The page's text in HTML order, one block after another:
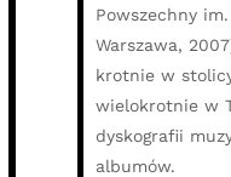
Powszechny
Warszawa,
krotnie w
wielokrotnie w
dyskografii
albumów.